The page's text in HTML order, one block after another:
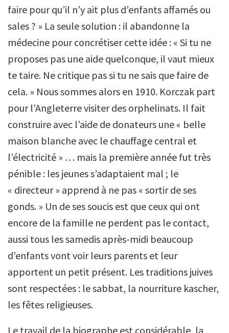
faire pour qu’il n’y ait plus d’enfants affamés ou
sales ? » La seule solution : il abandonne la
médecine pour concrétiser cette idée : « Si tu ne
proposes pas une aide quelconque, il vaut mieux
te taire. Ne critique pas si tu ne sais que faire de
cela. » Nous sommes alors en 1910. Korczak part
pour l’Angleterre visiter des orphelinats. Il fait
construire avec l’aide de donateurs une « belle
maison blanche avec le chauffage central et
l’électricité » … mais la première année fut très
pénible : les jeunes s’adaptaient mal ; le
« directeur » apprend à ne pas « sortir de ses
gonds. » Un de ses soucis est que ceux qui ont
encore de la famille ne perdent pas le contact,
aussi tous les samedis après-midi beaucoup
d’enfants vont voir leurs parents et leur
apportent un petit présent. Les traditions juives
sont respectées : le sabbat, la nourriture kascher,
les fêtes religieuses.
Le travail de la biographe est considérable, la